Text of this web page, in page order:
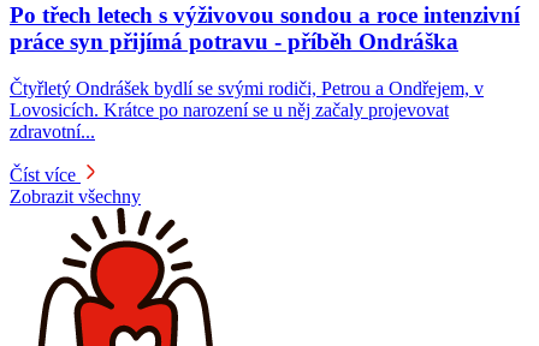
Po třech letech s výživovou sondou a roce intenzivní
práce syn přijímá potravu -⁠⁠⁠⁠⁠⁠ příběh Ondráška
Čtyřletý Ondrášek bydlí se svými rodiči, Petrou a Ondřejem, v
Lovosicích. Krátce po narození se u něj začaly projevovat
zdravotní...
Číst více
Zobrazit všechny